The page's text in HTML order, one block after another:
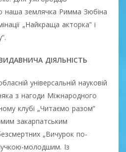
наша землячка Римма Зюбіна
„Найкраща акторка” і
ДІЯЛЬНІСТЬ
універсальній науковій
з нагоди Міжнародного
клубі „Читаємо разом”
закарпатським
„Вичурок по-
молодшим. Із